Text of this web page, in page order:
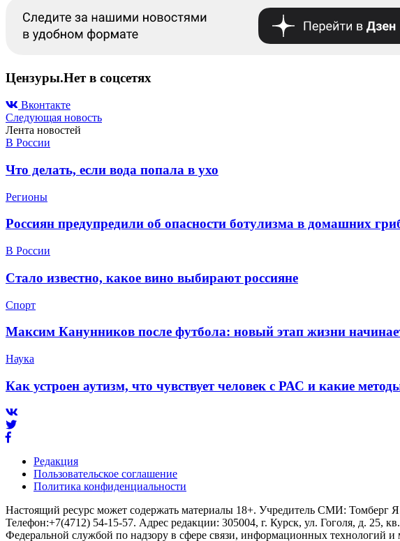
Цензуры.Нет в соцсетях
Вконтакте
Следующая новость
Лента новостей
В России
Что делать, если вода попала в ухо
Регионы
Россиян предупредили об опасности ботулизма в домашних
В России
Стало известно, какое вино выбирают россияне
Спорт
Максим Канунников после футбола: новый этап жизни
Наука
Как устроен аутизм, что чувствует человек с РАС и какие
Редакция
Пользовательское соглашение
Политика конфиденциальности
Настоящий ресурс может содержать материалы 18+. Учредитель СМИ:
Телефон:+7(4712) 54-15-57. Адрес редакции: 305004, г. Курск, ул. Гоголя, д. 25,
Федеральной службой по надзору в сфере связи, информационных технологий